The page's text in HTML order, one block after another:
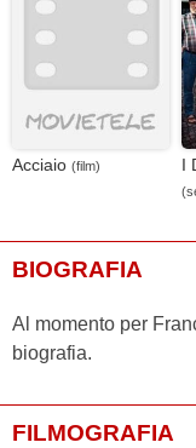
Acciaio (film) I
BIOGRAFIA
Al momento per
biografia.
FILMOGRAFIA